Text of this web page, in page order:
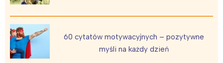
60 cytatów motywacyjnych – pozytywne
myśli na każdy dzień